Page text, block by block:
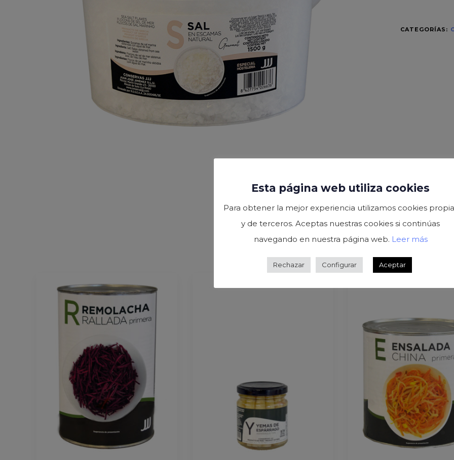
CATEGORÍAS:
Related Products
Esta página web utiliza cookies
Para obtener la mejor experiencia utilizamos cookies
y de terceros. Aceptas nuestras cookies si continúas
navegando en nuestra página web. Leer más
Rechazar Configurar Aceptar